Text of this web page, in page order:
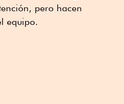
pero hacen
equipo.